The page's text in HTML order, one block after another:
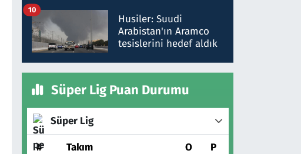
talimat verdi, ben
gönderdim
Husiler: Suudi
Arabistan'ın Aramco
tesislerini hedef aldık
10
Süper Lig Puan Durumu
Süper Lig
# Takım O P